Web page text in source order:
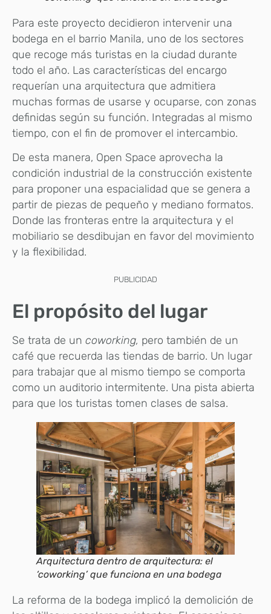
Para este proyecto decidieron intervenir una
bodega en el barrio Manila, uno de los sectores
que recoge más turistas en la ciudad durante
todo el año. Las características del encargo
requerían una arquitectura que admitiera
muchas formas de usarse y ocuparse, con zonas
definidas según su función. Integradas al mismo
tiempo, con el fin de promover el intercambio.
De esta manera, Open Space aprovecha la
condición industrial de la construcción existente
para proponer una espacialidad que se genera a
partir de piezas de pequeño y mediano formatos.
Donde las fronteras entre la arquitectura y el
mobiliario se desdibujan en favor del movimiento
y la flexibilidad.
PUBLICIDAD
El propósito del lugar
Se trata de un coworking, pero también de un
café que recuerda las tiendas de barrio. Un lugar
para trabajar que al mismo tiempo se comporta
como un auditorio intermitente. Una pista abierta
para que los turistas tomen clases de salsa.
Arquitectura dentro de arquitectura: el
‘coworking’ que funciona en una bodega
La reforma de la bodega implicó la demolición de